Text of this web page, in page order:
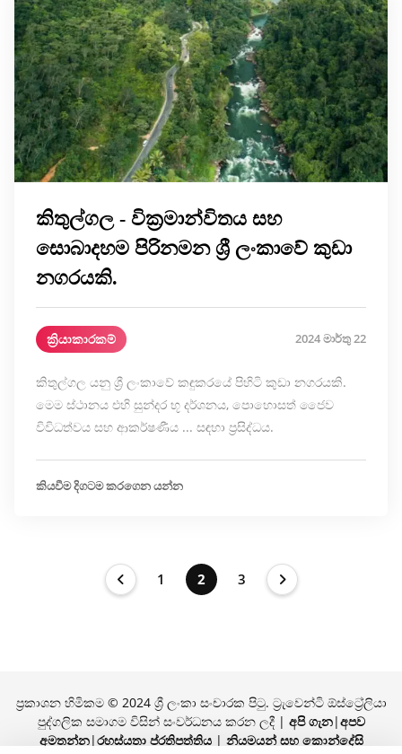
කිතුල්ගල - වික්‍රමාන්විතය සහ
සොබාදහම පිරිනමන ශ්‍රී ලංකාවේ කුඩා
නගරයකි.
ක්‍රියාකාරකම් 2024 මාර්තු 22
කිතුල්ගල යනු ශ්‍රී ලංකාවේ කඳුකරයේ පිහිටි කුඩා නගරයකි.
මෙම ස්ථානය එහි සුන්දර භූ දර්ශනය, පොහොසත් ජෛව
විවිධත්වය සහ ආකර්ෂණීය ... සඳහා ප්‍රසිද්ධය.
කියවීම දිගටම කරගෙන යන්න
1 2 3
ප්‍රකාශන හිමිකම © 2024 ශ්‍රී ලංකා සංචාරක පිටු. ට්‍රැවෙන්ටි ඕස්ට්‍රේලියා
පුද්ගලික සමාගම විසින් සංවර්ධනය කරන ලදී | අපි ගැන|අපව
අමතන්න|රහස්යතා ප්රතිපත්තිය| නියමයන් සහ කොන්දේසි